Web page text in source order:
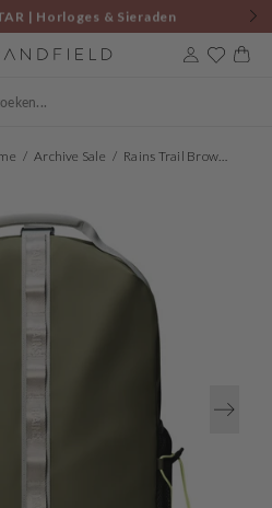
| Horloges & Sieraden
Cart
Archive Sale Rains Trail Brown Rugzak Met Clip R12790-134
Open
media
in
gallery
view